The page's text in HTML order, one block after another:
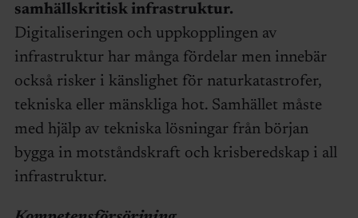
samhällskritisk infrastruktur.
Digitaliseringen och uppkopplingen av
infrastruktur har många fördelar men innebär
också risker i känslighet för naturkatastrofer,
tekniska eller mänskliga hot. Samhället måste
med hjälp av tekniska lösningar från början
bygga in motståndskraft och krisberedskap i all
infrastruktur.